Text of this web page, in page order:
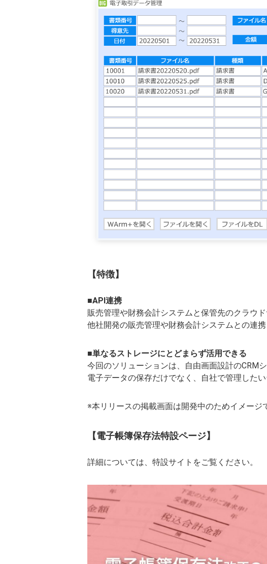
【特徴】
■API連携
販売管理や財務会計システムと保管先のクラウ
他社開発の販売管理や財務会計システムとの連
■単なるストレージにとどまらず活用できる
今回のソリューションは、自由画面設計のCRM
電子データの保存だけでなく、自社で管理した
※本リリースの掲載画面は開発中のためイメージ
【電子帳簿保存法特設ページ】
詳細については、特設サイトをご覧ください。